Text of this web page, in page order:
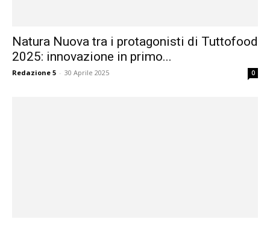
Natura Nuova tra i protagonisti di Tuttofood
2025: innovazione in primo...
Redazione 5 - 30 Aprile 2025 0